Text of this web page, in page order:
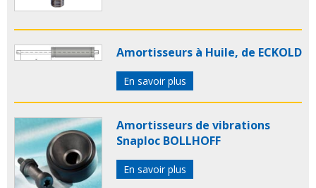
Amortisseurs à Huile, de ECKOLD
En savoir plus
Amortisseurs de vibrations
Snaploc BOLLHOFF
En savoir plus